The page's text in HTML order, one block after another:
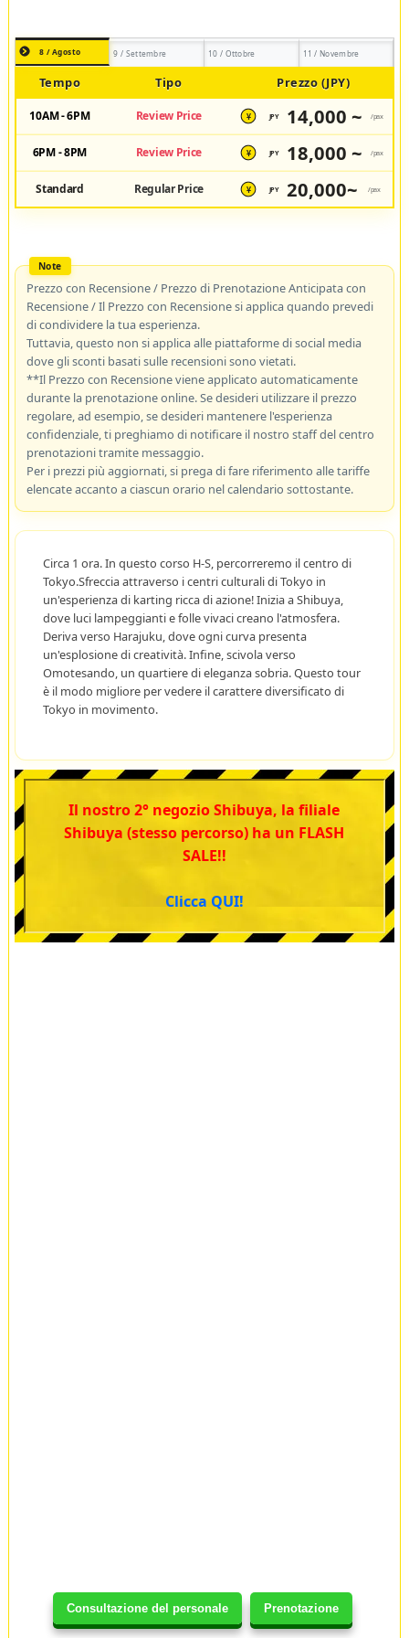
Consultazione del personale Prenotazione
8 / Agosto 9 / Settembre 10 / Ottobre 11 / Novembre
Tempo Tipo Prezzo (JPY)
10AM - 6PM Review Price ¥ JPY 14,000 ~ /pax
6PM - 8PM Review Price ¥ JPY 18,000 ~ /pax
Standard Regular Price ¥ JPY 20,000~ /pax
Prezzo con Recensione / Prezzo di Prenotazione Anticipata con
Recensione / Il Prezzo con Recensione si applica quando prevedi
di condividere la tua esperienza.
Tuttavia, questo non si applica alle piattaforme di social media
dove gli sconti basati sulle recensioni sono vietati.
**Il Prezzo con Recensione viene applicato automaticamente
durante la prenotazione online. Se desideri utilizzare il prezzo
regolare, ad esempio, se desideri mantenere l'esperienza
confidenziale, ti preghiamo di notificare il nostro staff del centro
prenotazioni tramite messaggio.
Per i prezzi più aggiornati, si prega di fare riferimento alle tariffe
elencate accanto a ciascun orario nel calendario sottostante.
Circa 1 ora. In questo corso H-S, percorreremo il centro di
Tokyo.Sfreccia attraverso i centri culturali di Tokyo in
un'esperienza di karting ricca di azione! Inizia a Shibuya,
dove luci lampeggianti e folle vivaci creano l'atmosfera.
Deriva verso Harajuku, dove ogni curva presenta
un'esplosione di creatività. Infine, scivola verso
Omotesando, un quartiere di eleganza sobria. Questo tour
è il modo migliore per vedere il carattere diversificato di
Tokyo in movimento.
Il nostro 2° negozio Shibuya, la filiale
Shibuya (stesso percorso) ha un FLASH
SALE!!
Clicca QUI!